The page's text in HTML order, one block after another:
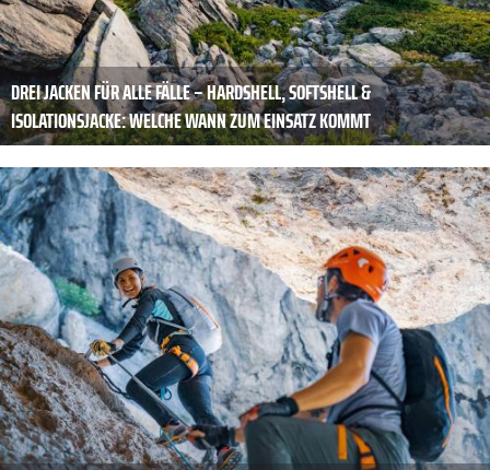
DREI JACKEN FÜR ALLE FÄLLE – HARDSHELL, SOFTSHELL &
ISOLATIONSJACKE: WELCHE WANN ZUM EINSATZ KOMMT